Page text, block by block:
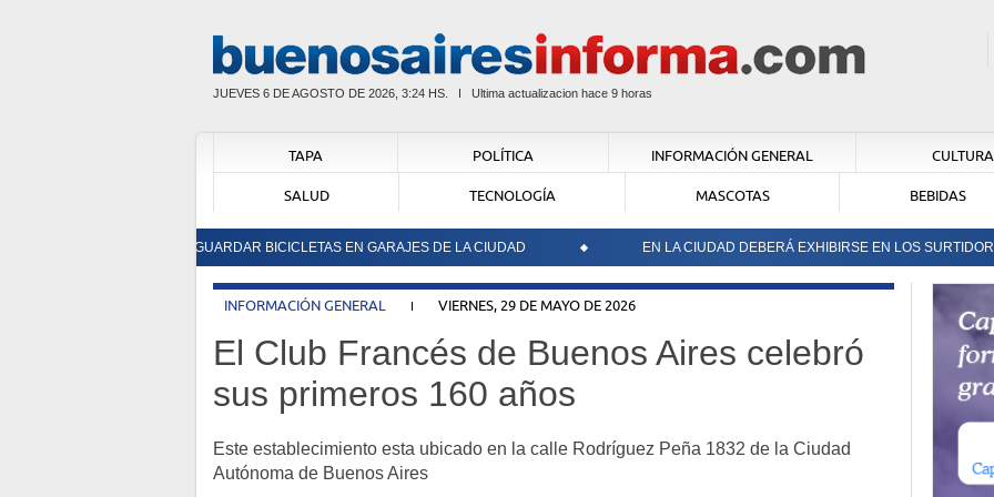
JUEVES 6 DE AGOSTO DE 2026, 3:24 HS. Ultima actualizacion hace 9 horas
TAPA POLÍTICA INFORMACIÓN GENERAL CULTURA
SALUD TECNOLOGÍA MASCOTAS BEBIDAS
TARIFAS PARA GUARDAR BICICLETAS EN GARAJES DE LA CIUDAD EN LA CIUDAD DEBERÁ EXHIBIRSE EN LOS SURTIDORES
INFORMACIÓN GENERAL VIERNES, 29 DE MAYO DE 2026
El Club Francés de Buenos Aires celebró
sus primeros 160 años
Este establecimiento esta ubicado en la calle Rodríguez Peña 1832 de la Ciudad
Autónoma de Buenos Aires